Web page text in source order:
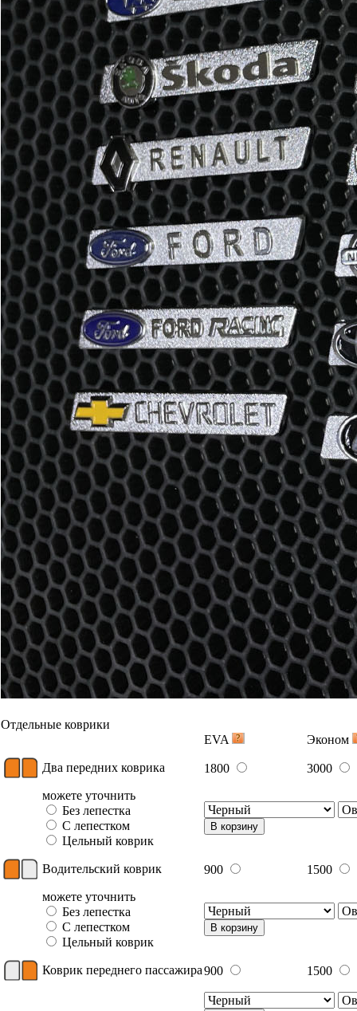
Отдельные коврики
EVA
Эконом
Два передних коврика 1800
3000
можете уточнить
Без лепестка
С лепестком
Цельный коврик
В корзину
Водительский коврик 900
1500
можете уточнить
Без лепестка
С лепестком
Цельный коврик
В корзину
Коврик переднего пассажира900 1500